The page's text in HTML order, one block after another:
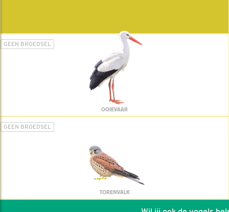
GEEN BROEDSEL
OOIEVAAR
GEEN BROEDSEL
TORENVALK